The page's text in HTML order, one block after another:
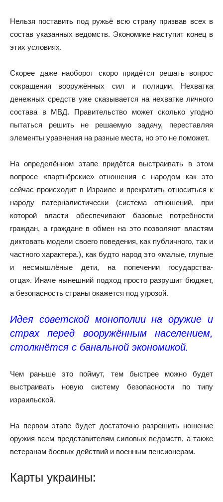
Нельзя поставить под ружьё всю страну призвав всех в
состав указанных ведомств. Экономике наступит конец в
этих условиях.
Скорее даже наоборот скоро придётся решать вопрос
сокращения вооружённых сил и полиции. Нехватка
денежных средств уже сказывается на нехватке личного
состава в МВД. Правительство может сколько угодно
пытаться решить не решаемую задачу, переставляя
элементы уравнения на разные места, но это не поможет.
На определённом этапе придётся выстраивать в этом
вопросе «партнёрские» отношения с народом как это
сейчас происходит в Израиле и прекратить относиться к
народу патерналистически (система отношений, при
которой власти обеспечивают базовые потребности
граждан, а граждане в обмен на это позволяют властям
диктовать модели своего поведения, как публичного, так и
частного характера.), как будто народ это «малые, глупые
и несмышлёные дети, на попечении государства-
отца». Иначе нынешний подход просто разрушит бюджет,
а безопасность страны окажется под угрозой.
Идея советской монополии на оружие и
страх перед вооружённым населением,
столкнётся с банальной экономикой.
Чем раньше это поймут, тем быстрее можно будет
выстраивать новую систему безопасности по типу
израильской.
На первом этапе будет достаточно разрешить ношение
оружия всем представителям силовых ведомств, а также
ветеранам боевых действий и военным пенсионерам.
Карты украины: